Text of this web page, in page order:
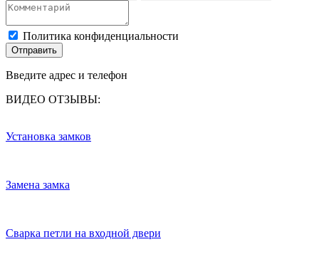
Политика конфиденциальности
Отправить
Введите адрес и телефон
ВИДЕО ОТЗЫВЫ:
Установка замков
Замена замка
Сварка петли на входной двери